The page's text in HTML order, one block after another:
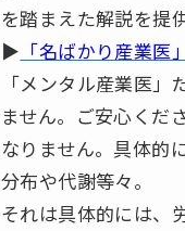
を踏まえた解説を提
▶ 「名ばかり産業
「メンタル産業医
ません。ご安心くだ
なりません。具体的
分布や代謝等々。
それは具体的には、